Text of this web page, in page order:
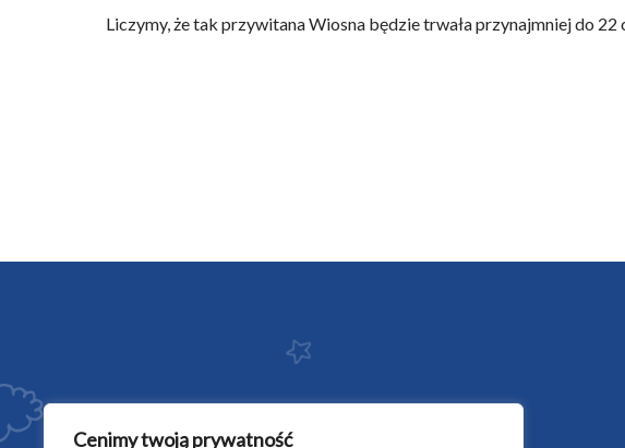
Cenimy twoją prywatność
Liczymy, że tak przywitana Wiosna będzie trwała przynajmniej do